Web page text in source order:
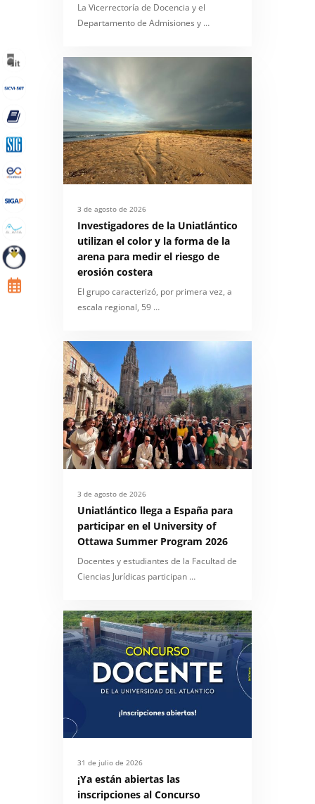
La Vicerrectoría de Docencia y el
Departamento de Admisiones y …
3 de agosto de 2026
Investigadores de la Uniatlántico
utilizan el color y la forma de la
arena para medir el riesgo de
erosión costera
El grupo caracterizó, por primera vez, a
escala regional, 59 …
3 de agosto de 2026
Uniatlántico llega a España para
participar en el University of
Ottawa Summer Program 2026
Docentes y estudiantes de la Facultad de
Ciencias Jurídicas participan …
31 de julio de 2026
¡Ya están abiertas las
inscripciones al Concurso